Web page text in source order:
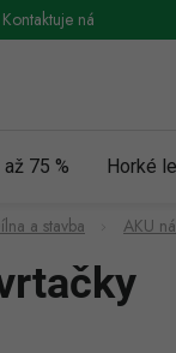
Kontaktuje nás
75 % Horké
a stavba AKU